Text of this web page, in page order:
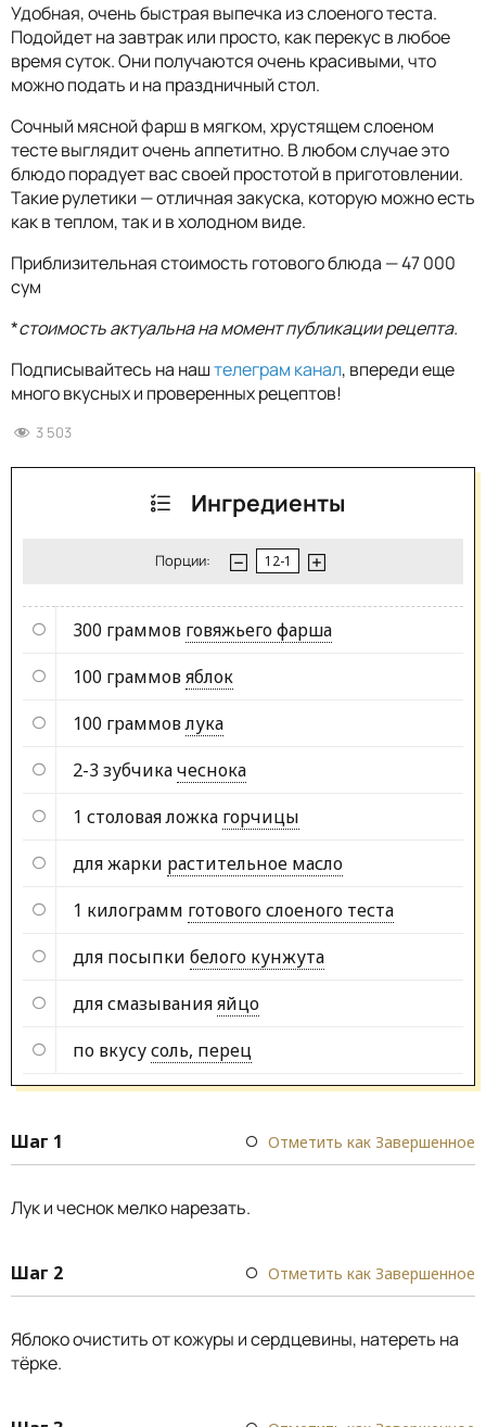
Удобная, очень быстрая выпечка из слоеного теста.
Подойдет на завтрак или просто, как перекус в любое
время суток. Они получаются очень красивыми, что
можно подать и на праздничный стол.
Сочный мясной фарш в мягком, хрустящем слоеном
тесте выглядит очень аппетитно. В любом случае это
блюдо порадует вас своей простотой в приготовлении.
Такие рулетики — отличная закуска, которую можно есть
как в теплом, так и в холодном виде.
Приблизительная стоимость готового блюда — 47 000
сум
*стоимость актуальна на момент публикации рецепта.
Подписывайтесь на наштелеграм канал, впереди еще
много вкусных и проверенных рецептов!
3 503
Ингредиенты
Порции:
300 граммов говяжьего фарша
100 граммовяблок
100 граммовлука
2-3 зубчикачеснока
1 столовая ложка горчицы
для жарки растительное масло
1 килограмм готового слоеного теста
для посыпки белого кунжута
для смазыванияяйцо
по вкусусоль, перец
Шаг 1 Отметить как Завершенное
Лук и чеснок мелко нарезать.
Шаг 2 Отметить как Завершенное
Яблоко очистить от кожуры и сердцевины, натереть на
тёрке.